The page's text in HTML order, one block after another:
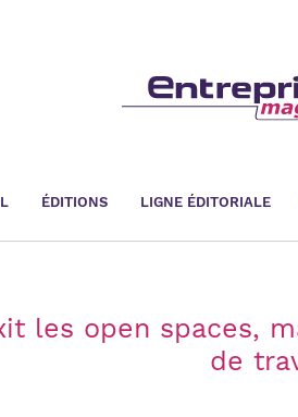
ÉDITIONS LIGNE ÉDITORIALE
les open spaces,
de